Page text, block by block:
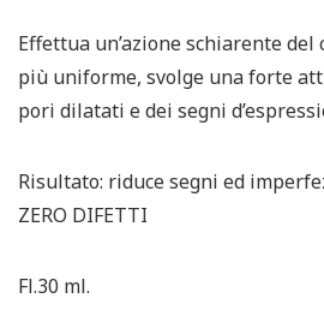
Effettua un’azione schiarente
più uniforme, svolge una forte
pori dilatati e dei segni
Risultato: riduce segni ed
ZERO DIFETTI
Fl.30 ml.